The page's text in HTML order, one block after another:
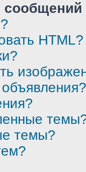
HTML?
темы?